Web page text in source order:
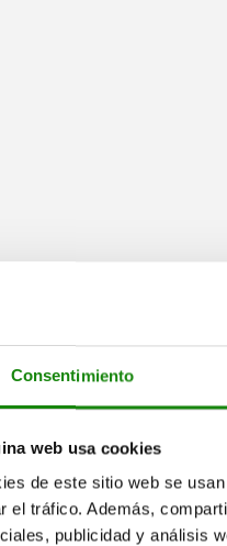
Consentimiento
web usa cookies
de este sitio web se
el tráfico. Además,
publicidad y análisis